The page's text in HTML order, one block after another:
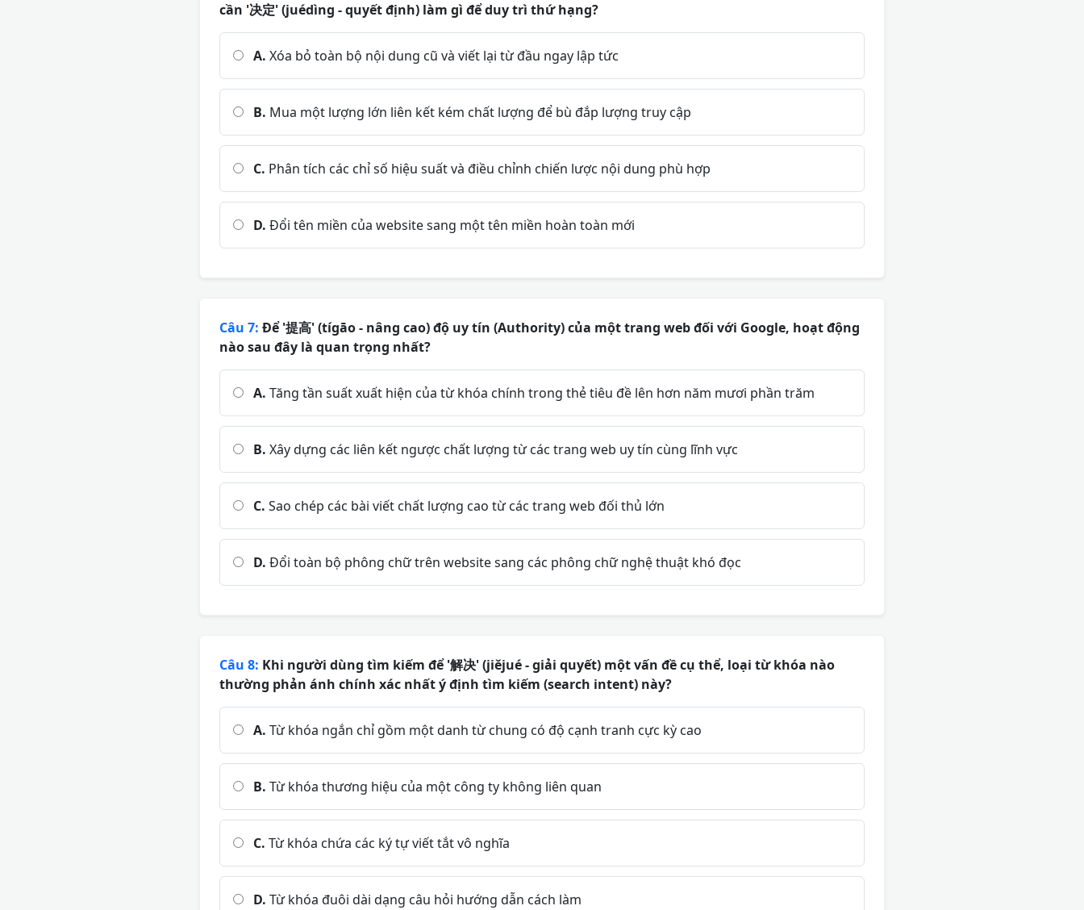
cần '决定' (juédìng - quyết định) làm gì để duy trì thứ hạng?
A. Xóa bỏ toàn bộ nội dung cũ và viết lại từ đầu ngay lập tức
B. Mua một lượng lớn liên kết kém chất lượng để bù đắp lượng truy cập
C. Phân tích các chỉ số hiệu suất và điều chỉnh chiến lược nội dung phù hợp
D. Đổi tên miền của website sang một tên miền hoàn toàn mới
Câu 7: Để '提高' (tígāo - nâng cao) độ uy tín (Authority) của một trang web đối với Google, hoạt động
nào sau đây là quan trọng nhất?
A. Tăng tần suất xuất hiện của từ khóa chính trong thẻ tiêu đề lên hơn năm mươi phần trăm
B. Xây dựng các liên kết ngược chất lượng từ các trang web uy tín cùng lĩnh vực
C. Sao chép các bài viết chất lượng cao từ các trang web đối thủ lớn
D. Đổi toàn bộ phông chữ trên website sang các phông chữ nghệ thuật khó đọc
Câu 8: Khi người dùng tìm kiếm để '解决' (jiějué - giải quyết) một vấn đề cụ thể, loại từ khóa nào
thường phản ánh chính xác nhất ý định tìm kiếm (search intent) này?
A. Từ khóa ngắn chỉ gồm một danh từ chung có độ cạnh tranh cực kỳ cao
B. Từ khóa thương hiệu của một công ty không liên quan
C. Từ khóa chứa các ký tự viết tắt vô nghĩa
D. Từ khóa đuôi dài dạng câu hỏi hướng dẫn cách làm